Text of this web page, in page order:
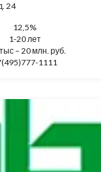
24
12,5%
1-20 лет
– 20 млн. руб.
1111